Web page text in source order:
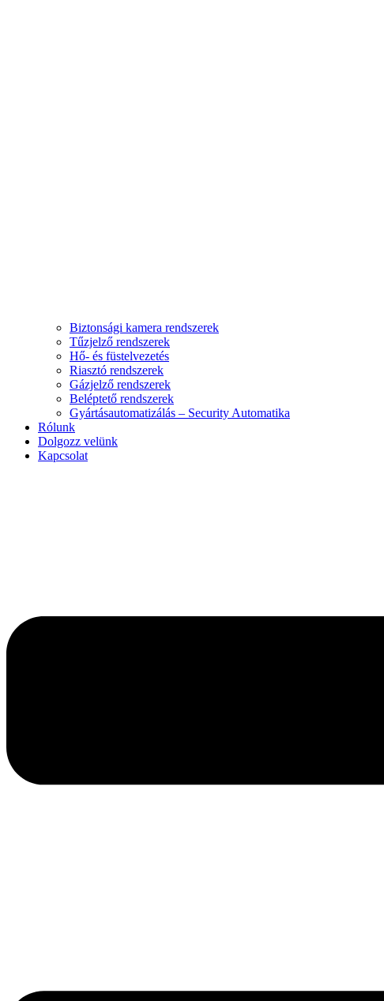
Biztonsági kamera rendszerek
Tűzjelző rendszerek
Hő- és füstelvezetés
Riasztó rendszerek
Gázjelző rendszerek
Beléptető rendszerek
Gyártásautomatizálás – Security Automatika
Rólunk
Dolgozz velünk
Kapcsolat